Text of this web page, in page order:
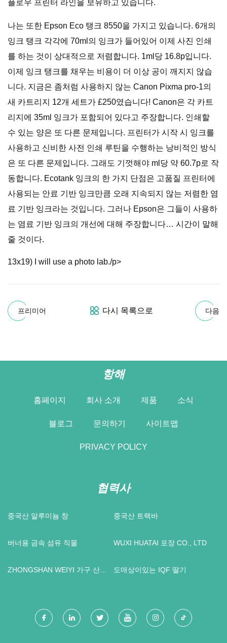
플로우 프린터 라인을 보유하고 있습니다.
나는 또한 Epson Eco 탱크 8550을 가지고 있습니다. 6개의
잉크 탱크 각각에 70ml의 잉크가 들어있어 이제 사진 인쇄
를 하는 것이 상대적으로 저렴합니다. 1ml당 16.8p입니다.
이제 잉크 탱크를 채우는 비용이 더 이상 공이 깨지지 않습
니다. 지금은 좀처럼 사용하지 않는 Canon Pixma pro-1의
새 카트리지 12개 세트가 £250였습니다! Canon은 각 카트
리지에 35ml 잉크가 포함되어 있다고 주장합니다. 인쇄할
수 있는 양은 또 다른 문제입니다. 프린터가 시작 시 잉크를
사용하고 신비한 사전 인쇄 루틴을 수행하는 낭비적인 방식
은 또 다른 문제입니다. 그래도 기껏해야 ml당 약 60.7p로 작
동합니다. Ecotank 잉크의 한 가지 단점은 고품질 프린터에
사용되는 안료 기반 잉크만큼 오래 지속되지 않는 저렴한 염
료 기반 잉크라는 것입니다. 그러나 Epson은 그들이 사용하
는 염료 기반 잉크의 개선에 대해 주장합니다… 시간이 말해
줄 것이다.
13x19) I will use a photo lab./p>
프리미어 다시 목록으로 다음
항해
홈페이지 회사 소개 제품 소식
블로그 문의하기 사이트맵
PRIVACY POLICY
협력사
중국산 알루미늄 창 중국산 트랙바
버너용 금속 섬유 직물 WUXI HUATAI 포장 CO., LTD
ZHONGSHAN WEIYI 가구 산업
도매상이있는 IQF 딸기